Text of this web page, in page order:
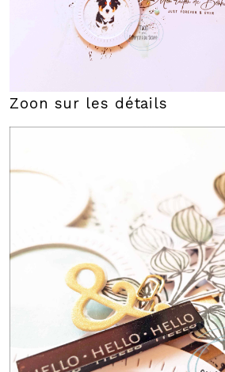
Zoon sur les détails